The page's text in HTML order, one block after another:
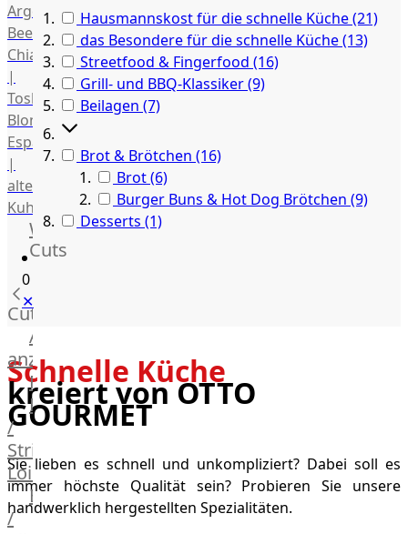
Argentina
Beef
Chianina
|
Toskana
Blonda
Espanola
|
alte
Kuh
Wagyu
Beef
Morgan
Ranch
Wagyu
Japanisches
Wagyu
Beef
Japanisches
Kobe
Wagyu
Australian
F1
Wagyu
Cuts
Cuts
Alle
anzeigen
Filet
Rumpsteak
/
Strip
Loin
Entrecote
/
Hausmannskost für die schnelle Küche(21)
das Besondere für die schnelle Küche(13)
Streetfood & Fingerfood (16)
Grill- und BBQ-Klassiker(9)
Beilagen (7)
Brot & Brötchen (16)
Brot(6)
Burger Buns & Hot Dog Brötchen (9)
Desserts (1)
0
✕
Schnelle Küche
kreiert von OTTO
GOURMET
Sie lieben es schnell und unkompliziert? Dabei soll es
immer höchste Qualität sein? Probieren Sie unsere
handwerklich hergestellten Spezialitäten.